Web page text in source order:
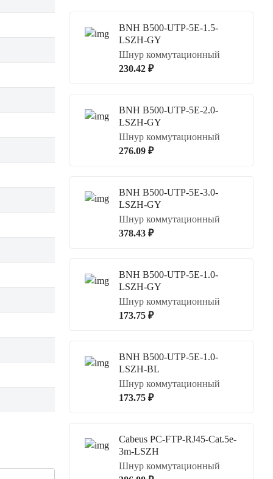
BNH B500-UTP-5E-1.5-
LSZH-GY
Шнур коммутационный
230.42 ₽
BNH B500-UTP-5E-2.0-
LSZH-GY
Шнур коммутационный
276.09 ₽
BNH B500-UTP-5E-3.0-
LSZH-GY
Шнур коммутационный
378.43 ₽
BNH B500-UTP-5E-1.0-
LSZH-GY
Шнур коммутационный
173.75 ₽
BNH B500-UTP-5E-1.0-
LSZH-BL
Шнур коммутационный
173.75 ₽
Cabeus PC-FTP-RJ45-Cat.5e-
3m-LSZH
Шнур коммутационный